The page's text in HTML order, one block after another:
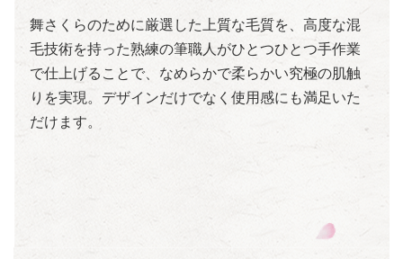
舞さくらのために厳選した上質な毛質を、高度な混
毛技術を持った熟練の筆職人がひとつひとつ手作業
で仕上げることで、なめらかで柔らかい究極の肌触
りを実現。デザインだけでなく使用感にも満足いた
だけます。